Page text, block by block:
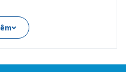
1.790.000đ
1.990.000đ